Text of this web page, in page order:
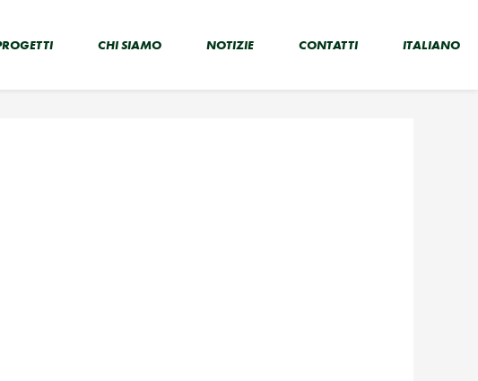
CHI SIAMO NOTIZIE CONTATTI ITALIANO